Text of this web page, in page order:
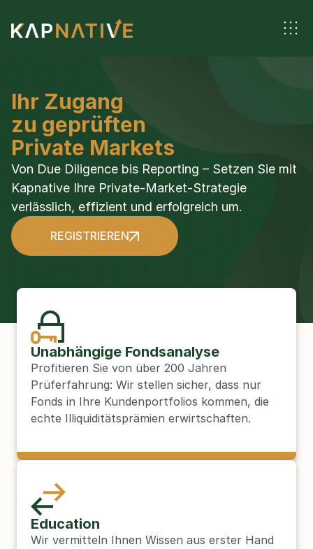
Ihr Zugang
zu geprüften
Private Markets
Von Due Diligence bis Reporting – Setzen Sie mit
Kapnative Ihre Private-Market-Strategie
verlässlich, effizient und erfolgreich um.
REGISTRIEREN
Unabhängige Fondsanalyse
Profitieren Sie von über 200 Jahren
Prüferfahrung: Wir stellen sicher, dass nur
Fonds in Ihre Kundenportfolios kommen, die
echte Illiquiditätsprämien erwirtschaften.
Education
Wir vermitteln Ihnen Wissen aus erster Hand